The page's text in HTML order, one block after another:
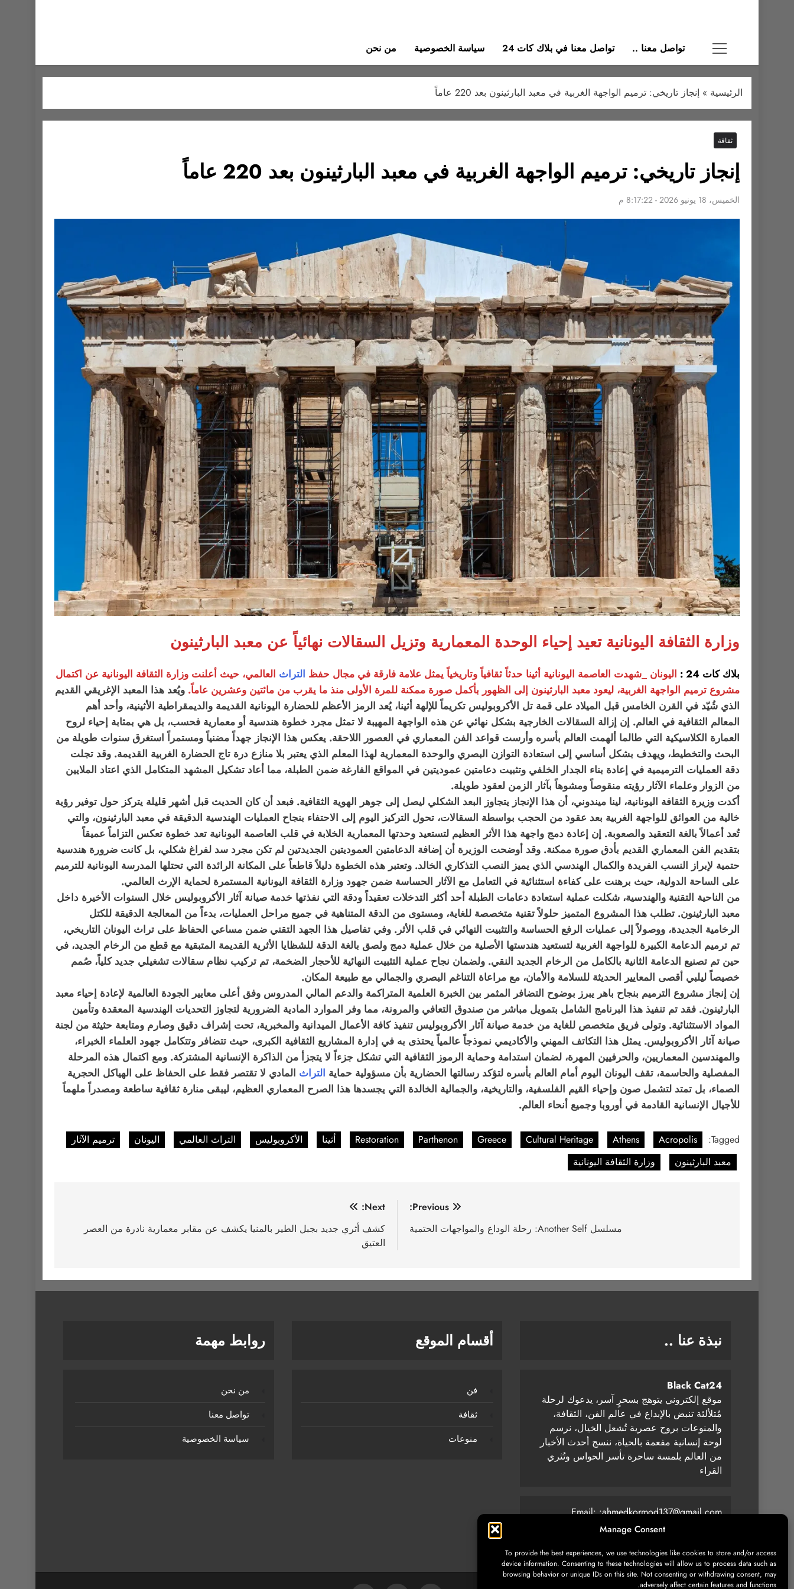
Manage Consent
To provide the best experiences, we use technologies like cookies to store and/or access
device information. Consenting to these technologies will allow us to process data such as
browsing behavior or unique IDs on this site. Not consenting or withdrawing consent, may
adversely affect certain features and functions.
تواصل معنا .. تواصل معنا في بلاك كات 24 سياسة الخصوصية من نحن
الرئيسية » إنجاز تاريخي: ترميم الواجهة الغربية في معبد البارثينون بعد 220 عاماً
ثقافة
إنجاز تاريخي: ترميم الواجهة الغربية في معبد البارثينون بعد 220 عاماً
الخميس، 18 يونيو 2026 - 8:17:22 م
وزارة الثقافة اليونانية تعيد إحياء الوحدة المعمارية وتزيل السقالات نهائياً عن معبد البارثينون
بلاك كات 24 : اليونان _شهدت العاصمة اليونانية أثينا حدثاً ثقافياً وتاريخياً يمثل علامة فارقة في مجال حفظ التراث العالمي، حيث أعلنت وزارة الثقافة اليونانية عن اكتمال
مشروع ترميم الواجهة الغربية، ليعود معبد البارثينون إلى الظهور بأكمل صورة ممكنة للمرة الأولى منذ ما يقرب من مائتين وعشرين عاماً. ويُعد هذا المعبد الإغريقي القديم
الذي شُيّد في القرن الخامس قبل الميلاد على قمة تل الأكروبوليس تكريماً للإلهة أثينا، يُعد الرمز الأعظم للحضارة اليونانية القديمة والديمقراطية الأثينية، وأحد أهم
المعالم الثقافية في العالم. إن إزالة السقالات الخارجية بشكل نهائي عن هذه الواجهة المهيبة لا تمثل مجرد خطوة هندسية أو معمارية فحسب، بل هي بمثابة إحياء لروح
العمارة الكلاسيكية التي طالما ألهمت العالم بأسره وأرست قواعد الفن المعماري في العصور اللاحقة. يعكس هذا الإنجاز جهداً مضنياً ومستمراً استغرق سنوات طويلة من
البحث والتخطيط، ويهدف بشكل أساسي إلى استعادة التوازن البصري والوحدة المعمارية لهذا المعلم الذي يعتبر بلا منازع درة تاج الحضارة الغربية القديمة. وقد تجلت
دقة العمليات الترميمية في إعادة بناء الجدار الخلفي وتثبيت دعامتين عموديتين في المواقع الفارغة ضمن الطبلة، مما أعاد تشكيل المشهد المتكامل الذي اعتاد الملايين
من الزوار وعلماء الآثار رؤيته منقوصاً ومشوهاً بآثار الزمن لعقود طويلة.
أكدت وزيرة الثقافة اليونانية، لينا ميندوني، أن هذا الإنجاز يتجاوز البعد الشكلي ليصل إلى جوهر الهوية الثقافية. فبعد أن كان الحديث قبل أشهر قليلة يتركز حول توفير رؤية
خالية من العوائق للواجهة الغربية بعد عقود من الحجب بواسطة السقالات، تحول التركيز اليوم إلى الاحتفاء بنجاح العمليات الهندسية الدقيقة في معبد البارثينون، والتي
تُعد أعمالاً بالغة التعقيد والصعوبة. إن إعادة دمج واجهة هذا الأثر العظيم لتستعيد وحدتها المعمارية الخلابة في قلب العاصمة اليونانية تعد خطوة تعكس التزاماً عميقاً
بتقديم الفن المعماري القديم بأدق صورة ممكنة. وقد أوضحت الوزيرة أن إضافة الدعامتين العموديتين الجديدتين لم تكن مجرد سد لفراغ شكلي، بل كانت ضرورة هندسية
حتمية لإبراز النسب الفريدة والكمال الهندسي الذي يميز النصب التذكاري الخالد. وتعتبر هذه الخطوة دليلاً قاطعاً على المكانة الرائدة التي تحتلها المدرسة اليونانية للترميم
على الساحة الدولية، حيث برهنت على كفاءة استثنائية في التعامل مع الآثار الحساسة ضمن جهود وزارة الثقافة اليونانية المستمرة لحماية الإرث العالمي.
من الناحية التقنية والهندسية، شكلت عملية استعادة دعامات الطبلة أحد أكثر التدخلات تعقيداً ودقة التي نفذتها خدمة صيانة آثار الأكروبوليس خلال السنوات الأخيرة داخل
معبد البارثينون. تطلب هذا المشروع المتميز حلولاً تقنية متخصصة للغاية، ومستوى من الدقة المتناهية في جميع مراحل العمليات، بدءاً من المعالجة الدقيقة للكتل
الرخامية الجديدة، ووصولاً إلى عمليات الرفع الحساسة والتثبيت النهائي في قلب الأثر. وفي تفاصيل هذا الجهد التقني ضمن مساعي الحفاظ على تراث اليونان التاريخي،
تم ترميم الدعامة الكبيرة للواجهة الغربية لتستعيد هندستها الأصلية من خلال عملية دمج ولصق بالغة الدقة للشظايا الأثرية القديمة المتبقية مع قطع من الرخام الجديد، في
حين تم تصنيع الدعامة الثانية بالكامل من الرخام الجديد النقي. ولضمان نجاح عملية التثبيت النهائية للأحجار الضخمة، تم تركيب نظام سقالات تشغيلي جديد كلياً، صُمم
خصيصاً ليلبي أقصى المعايير الحديثة للسلامة والأمان، مع مراعاة التناغم البصري والجمالي مع طبيعة المكان.
إن إنجاز مشروع الترميم بنجاح باهر يبرز بوضوح التضافر المثمر بين الخبرة العلمية المتراكمة والدعم المالي المدروس وفق أعلى معايير الجودة العالمية لإعادة إحياء معبد
البارثينون. فقد تم تنفيذ هذا البرنامج الشامل بتمويل مباشر من صندوق التعافي والمرونة، مما وفر الموارد المادية الضرورية لتجاوز التحديات الهندسية المعقدة وتأمين
المواد الاستثنائية. وتولى فريق متخصص للغاية من خدمة صيانة آثار الأكروبوليس تنفيذ كافة الأعمال الميدانية والمخبرية، تحت إشراف دقيق وصارم ومتابعة حثيثة من لجنة
صيانة آثار الأكروبوليس. يمثل هذا التكاتف المهني والأكاديمي نموذجاً عالمياً يحتذى به في إدارة المشاريع الثقافية الكبرى، حيث تتضافر وتتكامل جهود العلماء الخبراء،
والمهندسين المعماريين، والحرفيين المهرة، لضمان استدامة وحماية الرموز الثقافية التي تشكل جزءاً لا يتجزأ من الذاكرة الإنسانية المشتركة. ومع اكتمال هذه المرحلة
المفصلية والحاسمة، تقف اليونان اليوم أمام العالم بأسره لتؤكد رسالتها الحضارية بأن مسؤولية حماية التراث المادي لا تقتصر فقط على الحفاظ على الهياكل الحجرية
الصماء، بل تمتد لتشمل صون وإحياء القيم الفلسفية، والتاريخية، والجمالية الخالدة التي يجسدها هذا الصرح المعماري العظيم، ليبقى منارة ثقافية ساطعة ومصدراً ملهماً
للأجيال الإنسانية القادمة في أوروبا وجميع أنحاء العالم.
Tagged:
Acropolis
Athens
Cultural Heritage
Greece
Parthenon
Restoration أثينا الأكروبوليس التراث العالمي اليونان
ترميم الآثار
معبد البارثينون
وزارة الثقافة اليونانية
Previous:
مسلسل Another Self: رحلة الوداع والمواجهات الحتمية
Next:
كشف أثري جديد بجبل الطير بالمنيا يكشف عن مقابر معمارية نادرة من العصر
العتيق
نبذة عنا ..
Black Cat24
موقع إلكتروني يتوهج بسحرٍ آسر، يدعوك لرحلة
مُتلألئة تنبض بالإبداع في عالم الفن، الثقافة،
والمنوعات بروح عصرية تُشعل الخيال، نرسم
لوحة إنسانية مفعمة بالحياة، ننسج أحدث الأخبار
من العالم بلمسة ساحرة تأسر الحواس وتُثري
القراء
Email: :ahmedkormod137@gmail.com
أقسام الموقع
فن
ثقافة
منوعات
روابط مهمة
من نحن
تواصل معنا
سياسة الخصوصية